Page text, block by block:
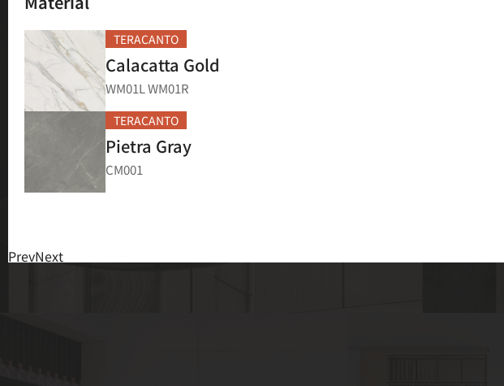
TERACANTO
Calacatta Gold
WM01L WM01R
TERACANTO
Pietra Gray
CM001
PrevNext